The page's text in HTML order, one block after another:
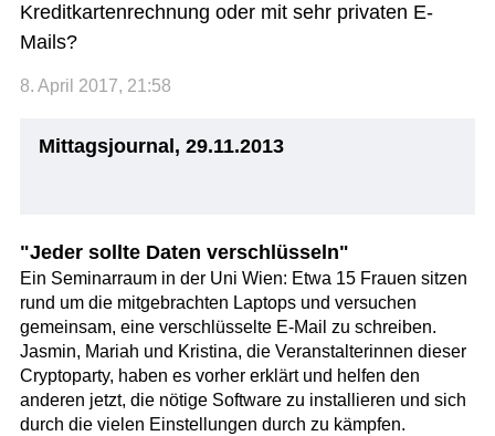
Kreditkartenrechnung oder mit sehr privaten E-
Mails?
8. April 2017, 21:58
Mittagsjournal, 29.11.2013
"Jeder sollte Daten verschlüsseln"
Ein Seminarraum in der Uni Wien: Etwa 15 Frauen sitzen
rund um die mitgebrachten Laptops und versuchen
gemeinsam, eine verschlüsselte E-Mail zu schreiben.
Jasmin, Mariah und Kristina, die Veranstalterinnen dieser
Cryptoparty, haben es vorher erklärt und helfen den
anderen jetzt, die nötige Software zu installieren und sich
durch die vielen Einstellungen durch zu kämpfen.